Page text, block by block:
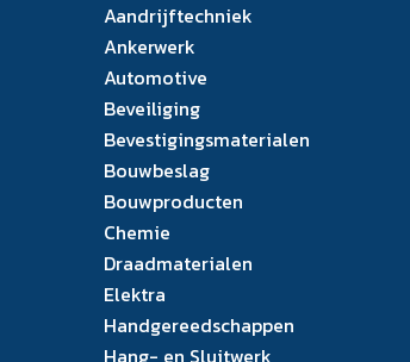
Aandrijftechniek
Ankerwerk
Automotive
Beveiliging
Bevestigingsmaterialen
Bouwbeslag
Bouwproducten
Chemie
Draadmaterialen
Elektra
Handgereedschappen
Hang- en Sluitwerk